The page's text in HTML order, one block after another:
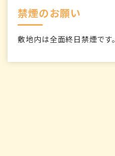
禁煙のお願い
敷地内は全面終日禁煙です。